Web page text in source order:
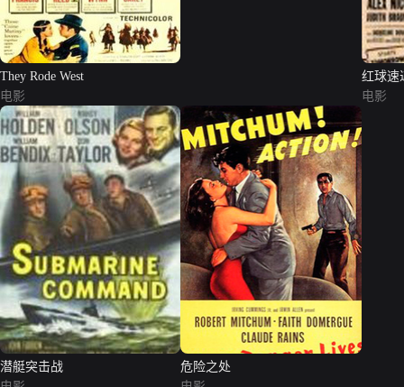
They Rode West
电影
红球速
电影
潜艇突击战
危险之处